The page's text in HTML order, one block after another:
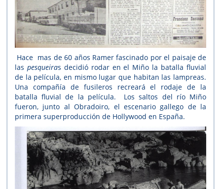
Hace mas de 60 años Ramer fascinado por el paisaje de
las pesqueiras decidió rodar en el Miño la batalla fluvial
de la película, en mismo lugar que habitan las lampreas.
Una compañía de fusileros recreará el rodaje de la
batalla fluvial de la película. Los saltos del río Miño
fueron, junto al Obradoiro, el escenario gallego de la
primera superproducción de Hollywood en España.